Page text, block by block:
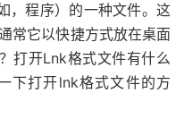
，程序）的一种文件。这
常它以快捷方式放在桌面
打开Lnk格式文件有什么
下打开lnk格式文件的方